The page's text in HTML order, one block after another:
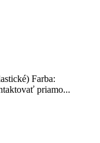
Farba:
priamo...